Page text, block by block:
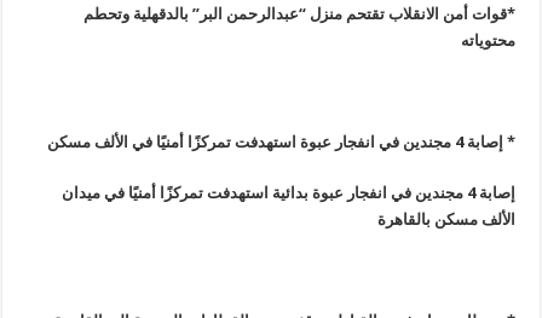
*قوات أمن الانقلاب تقتحم منزل “عبدالرحمن البر” بالدقهلية وتحطم
محتوياته
* إصابة 4 مجندين في انفجار عبوة استهدفت تمركزًا أمنيًا في الألف مسكن
إصابة 4 مجندين في انفجار عبوة بدائية استهدفت تمركزًا أمنيًا في ميدان
الألف مسكن بالقاهرة